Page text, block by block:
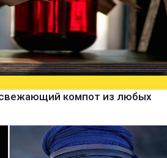
компот из любых